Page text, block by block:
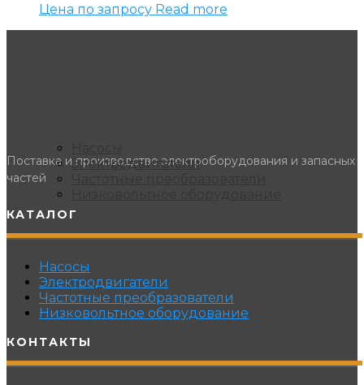
Электродвигатели
Цена по запросу Read more
Поставка и производство электроборудования и запасных
частей
КАТАЛОГ
Насосы
Электродвигатели
Частотные преобразователи
Низковольтное оборудование
КОНТАКТЫ